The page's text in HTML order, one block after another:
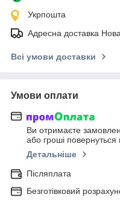
Укрпошта
Адресна доставка
Всі умови доставки
Умови оплати
Ви отримаєте
або гроші повернуться
Детальніше
Післяплата
Безготівковий